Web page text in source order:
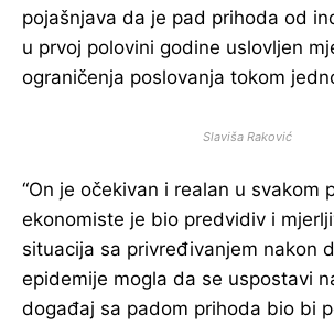
pojašnjava da je pad prihoda od
u prvoj polovini godine uslovljen
ograničenja poslovanja tokom
Slaviša Raković
“On je očekivan i realan u svakom
ekonomiste je bio predvidiv i
situacija sa privređivanjem nakon
epidemije mogla da se uspostavi
događaj sa padom prihoda bio bi